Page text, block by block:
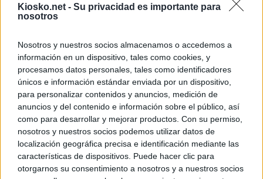
Kiosko.net - Su privacidad es importante para
nosotros
Nosotros y nuestros socios almacenamos o accedemos a
información en un dispositivo, tales como cookies, y
procesamos datos personales, tales como identificadores
únicos e información estándar enviada por un dispositivo,
para personalizar contenidos y anuncios, medición de
anuncios y del contenido e información sobre el público, así
como para desarrollar y mejorar productos. Con su permiso,
nosotros y nuestros socios podemos utilizar datos de
localización geográfica precisa e identificación mediante las
características de dispositivos. Puede hacer clic para
otorgarnos su consentimiento a nosotros y a nuestros socios